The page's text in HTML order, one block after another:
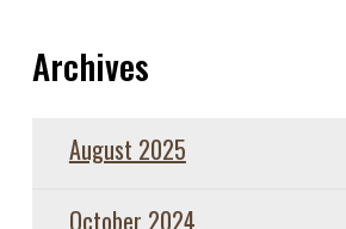
Archives
August 2025
October 2024